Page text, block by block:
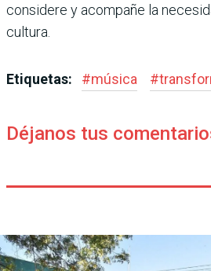
considere y acompañe la
cultura.
Etiquetas: #música #
Déjanos tus